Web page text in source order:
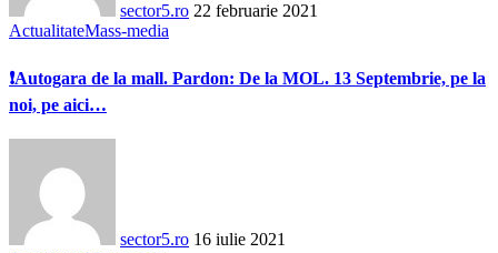
sector5.ro 22 februarie 2021
ActualitateMass-media
❗Autogara de la mall. Pardon: De la MOL. 13 Septembrie, pe la
noi, pe aici…
sector5.ro 16 iulie 2021